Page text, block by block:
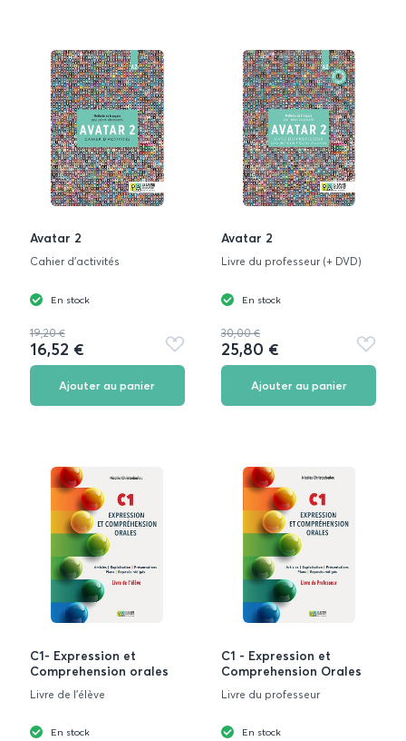
Avatar 2
Cahier d'activités
En stock
19,20 €
16,52 €
Ajouter
aux
Ajouter au panier
Avatar 2
Livre du professeur (+ DVD)
En stock
30,00 €
25,80 €
Ajouter
aux
Ajouter au panier
C1- Expression et
Comprehension orales
Livre de l'élève
En stock
C1 - Expression et
Comprehension Orales
Livre du professeur
En stock